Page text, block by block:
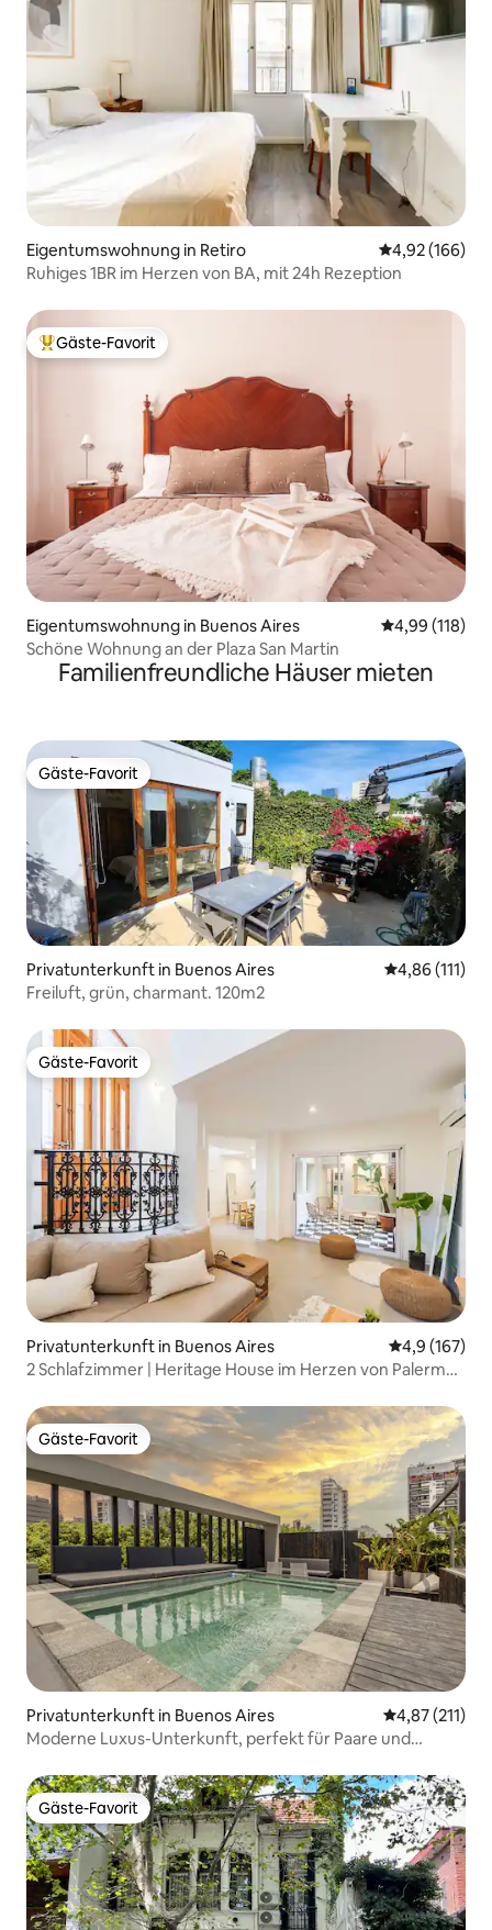
Eigentumswohnung in Retiro
4,92 (166)
Ruhiges 1BR im Herzen von BA, mit 24h Rezeption
Beliebter Gäste-Favorit.
Gäste-Favorit
Eigentumswohnung in Buenos Aires
4,99 (118)
Schöne Wohnung an der Plaza San Martin
Familienfreundliche Häuser mieten
Gäste-Favorit
Gäste-Favorit
Privatunterkunft in Buenos Aires
4,86 (111)
Freiluft, grün, charmant. 120m2
Gäste-Favorit
Gäste-Favorit
Privatunterkunft in Buenos Aires
4,9 (167)
2 Schlafzimmer | Heritage House im Herzen von Palermo
Gäste-Favorit
Gäste-Favorit
Privatunterkunft in Buenos Aires
4,87 (211)
Moderne Luxus-Unterkunft, perfekt für Paare und
Gäste-Favorit
Gäste-Favorit